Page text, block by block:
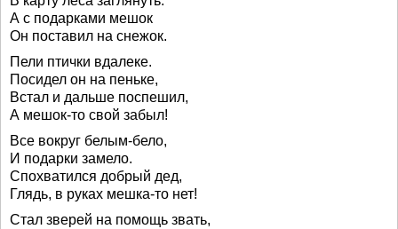
А с подарками мешок
Он поставил на снежок.
Пели птички вдалеке.
Посидел он на пеньке,
Встал и дальше поспешил,
А мешок-то свой забыл!
Все вокруг белым-бело,
И подарки замело.
Спохватился добрый дед,
Глядь, в руках мешка-то нет!
Стал зверей на помощь звать,